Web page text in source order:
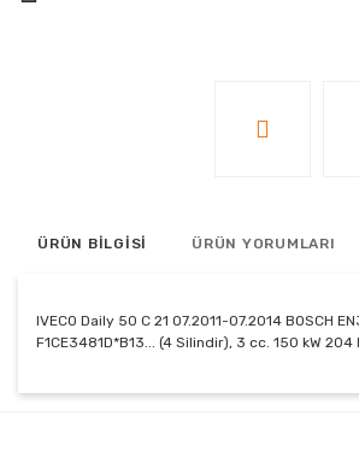
ÜRÜN BİLGİSİ ÜRÜN YORUMLARI
IVECO Daily 50 C 21 07.2011-07.2014 BOSCH
F1CE3481D*B13... (4 Silindir), 3 cc. 150 kW 204